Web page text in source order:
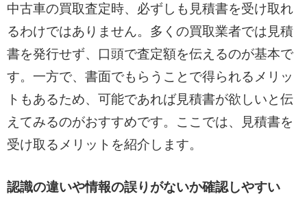
中古車の買取査定時、必ずしも見積書を受け取れ
るわけではありません。多くの買取業者では見積
書を発行せず、口頭で査定額を伝えるのが基本で
す。一方で、書面でもらうことで得られるメリッ
トもあるため、可能であれば見積書が欲しいと伝
えてみるのがおすすめです。ここでは、見積書を
受け取るメリットを紹介します。
認識の違いや情報の誤りがないか確認しやすい